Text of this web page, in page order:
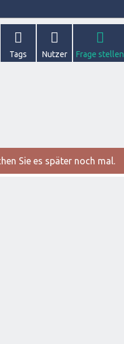
Tags Nutzer Frage stellen
Sie es später noch mal.